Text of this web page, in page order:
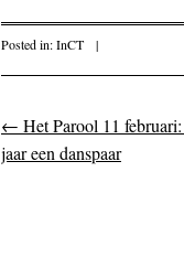
Posted in:InCT |
Post
← Het Parool 11
jaar een danspaar